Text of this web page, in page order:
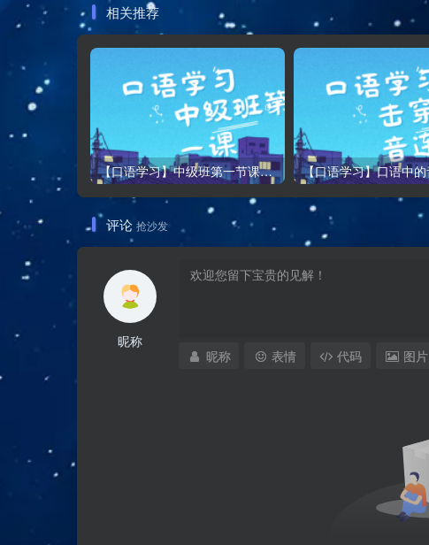
相关推荐
【口语学习】中级班第一节课——Oh, I’m really sorry 和 Hey hey that was fun
评论 抢沙发
昵称
昵称 表情 代码 图片